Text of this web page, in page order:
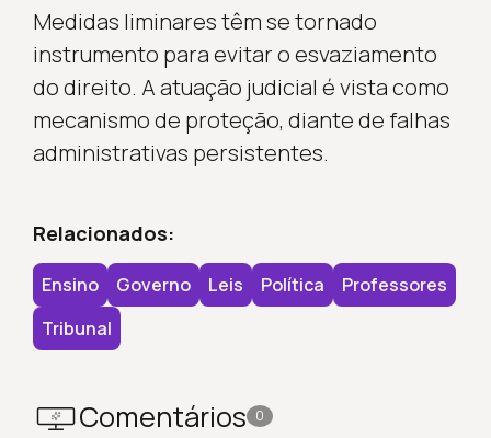
Medidas liminares têm se tornado
instrumento para evitar o esvaziamento
do direito. A atuação judicial é vista como
mecanismo de proteção, diante de falhas
administrativas persistentes.
Relacionados:
Ensino Governo Leis Política
Professores
Tribunal
Comentários 0